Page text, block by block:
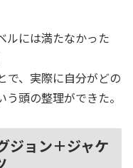
ルには満たなかった
で、実際に自分がどの
頭の整理ができた。
ジョン＋ジャケ